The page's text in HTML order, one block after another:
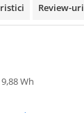
Review-uri
Wh